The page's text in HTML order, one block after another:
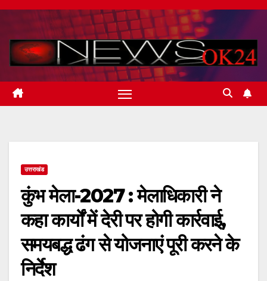
Skip
content
उत्तराखंड
कुंभ मेला-2027 : मेलाधिकारी ने
कहा कार्यों में देरी पर होगी कार्रवाई,
समयबद्ध ढंग से योजनाएं पूरी करने के
निर्देश